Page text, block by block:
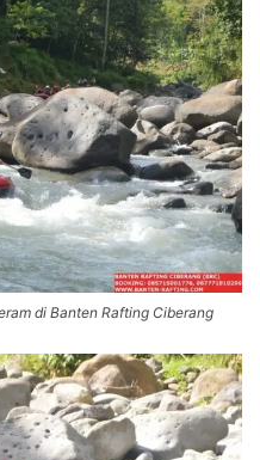
di Banten Rafting Ciberang